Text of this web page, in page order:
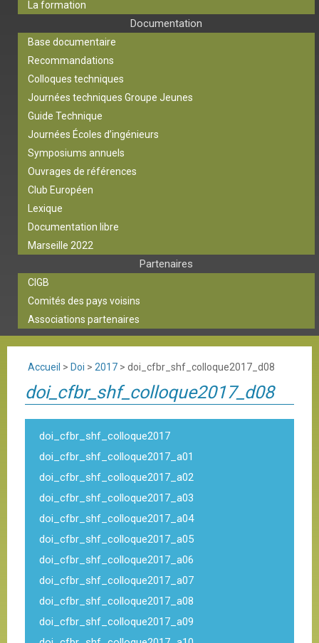
La formation
Documentation
Base documentaire
Recommandations
Colloques techniques
Journées techniques Groupe Jeunes
Guide Technique
Journées Écoles d’ingénieurs
Symposiums annuels
Ouvrages de références
Club Européen
Lexique
Documentation libre
Marseille 2022
Partenaires
CIGB
Comités des pays voisins
Associations partenaires
Accueil > Doi > 2017 > doi_cfbr_shf_colloque2017_d08
doi_cfbr_shf_colloque2017_d08
doi_cfbr_shf_colloque2017
doi_cfbr_shf_colloque2017_a01
doi_cfbr_shf_colloque2017_a02
doi_cfbr_shf_colloque2017_a03
doi_cfbr_shf_colloque2017_a04
doi_cfbr_shf_colloque2017_a05
doi_cfbr_shf_colloque2017_a06
doi_cfbr_shf_colloque2017_a07
doi_cfbr_shf_colloque2017_a08
doi_cfbr_shf_colloque2017_a09